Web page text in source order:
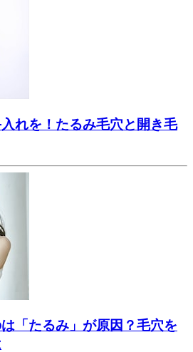
れを！たるみ毛穴と開き毛
「たるみ」が原因？毛穴を